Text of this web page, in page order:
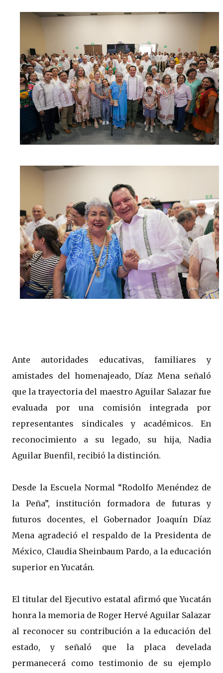
Ante autoridades educativas, familiares y
amistades del homenajeado, Díaz Mena señaló
que la trayectoria del maestro Aguilar Salazar fue
evaluada por una comisión integrada por
representantes sindicales y académicos. En
reconocimiento a su legado, su hija, Nadia
Aguilar Buenfil, recibió la distinción.
Desde la Escuela Normal “Rodolfo Menéndez de
la Peña”, institución formadora de futuras y
futuros docentes, el Gobernador Joaquín Díaz
Mena agradeció el respaldo de la Presidenta de
México, Claudia Sheinbaum Pardo, a la educación
superior en Yucatán.
El titular del Ejecutivo estatal afirmó que Yucatán
honra la memoria de Roger Hervé Aguilar Salazar
al reconocer su contribución a la educación del
estado, y señaló que la placa develada
permanecerá como testimonio de su ejemplo